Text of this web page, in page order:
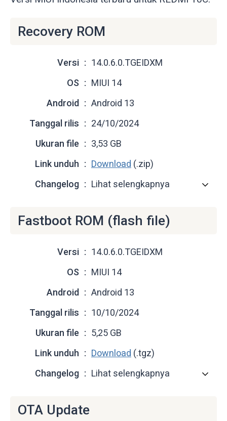
Recovery ROM
Versi
14.0.6.0.TGEIDXM
OS
MIUI 14
Android
Android 13
Tanggal rilis
24/10/2024
Ukuran file
3,53 GB
Link unduh
Download (.zip)
Changelog
Lihat selengkapnya
Fastboot ROM (flash file)
Versi
14.0.6.0.TGEIDXM
OS
MIUI 14
Android
Android 13
Tanggal rilis
10/10/2024
Ukuran file
5,25 GB
Link unduh
Download (.tgz)
Changelog
Lihat selengkapnya
OTA Update